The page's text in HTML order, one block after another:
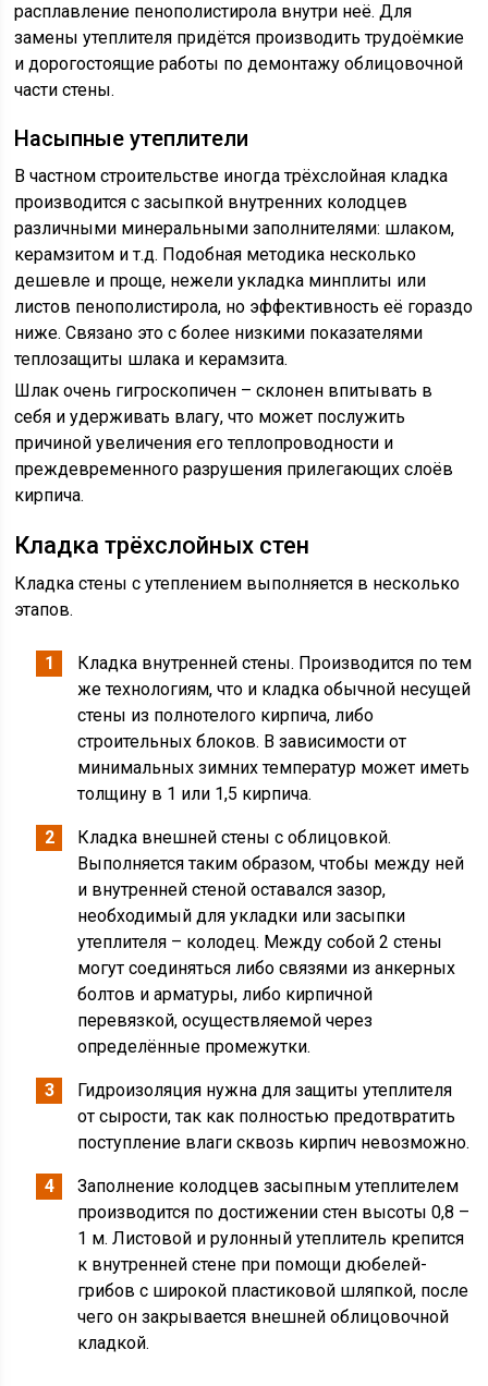
расплавление пенополистирола внутри неё. Для
замены утеплителя придётся производить трудоёмкие
и дорогостоящие работы по демонтажу облицовочной
части стены.
Насыпные утеплители
В частном строительстве иногда трёхслойная кладка
производится с засыпкой внутренних колодцев
различными минеральными заполнителями: шлаком,
керамзитом и т.д. Подобная методика несколько
дешевле и проще, нежели укладка минплиты или
листов пенополистирола, но эффективность её гораздо
ниже. Связано это с более низкими показателями
теплозащиты шлака и керамзита.
Шлак очень гигроскопичен – склонен впитывать в
себя и удерживать влагу, что может послужить
причиной увеличения его теплопроводности и
преждевременного разрушения прилегающих слоёв
кирпича.
Кладка трёхслойных стен
Кладка стены с утеплением выполняется в несколько
этапов.
Кладка внутренней стены. Производится по тем
же технологиям, что и кладка обычной несущей
стены из полнотелого кирпича, либо
строительных блоков. В зависимости от
минимальных зимних температур может иметь
толщину в 1 или 1,5 кирпича.
Кладка внешней стены с облицовкой.
Выполняется таким образом, чтобы между ней
и внутренней стеной оставался зазор,
необходимый для укладки или засыпки
утеплителя – колодец. Между собой 2 стены
могут соединяться либо связями из анкерных
болтов и арматуры, либо кирпичной
перевязкой, осуществляемой через
определённые промежутки.
Гидроизоляция нужна для защиты утеплителя
от сырости, так как полностью предотвратить
поступление влаги сквозь кирпич невозможно.
Заполнение колодцев засыпным утеплителем
производится по достижении стен высоты 0,8 –
1 м. Листовой и рулонный утеплитель крепится
к внутренней стене при помощи дюбелей-
грибов с широкой пластиковой шляпкой, после
чего он закрывается внешней облицовочной
кладкой.